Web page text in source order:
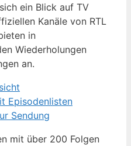
ein Blick auf TV
Kanäle von RTL
in
Wiederholungen
an.
Episodenlisten
Sendung
mit über 200 Folgen